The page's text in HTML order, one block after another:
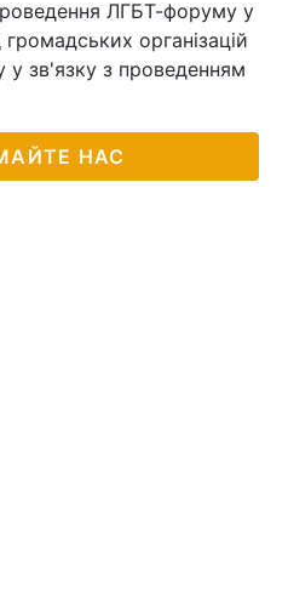
ЛГБТ-форуму у
організацій
у зв'язку з проведенням
НАС